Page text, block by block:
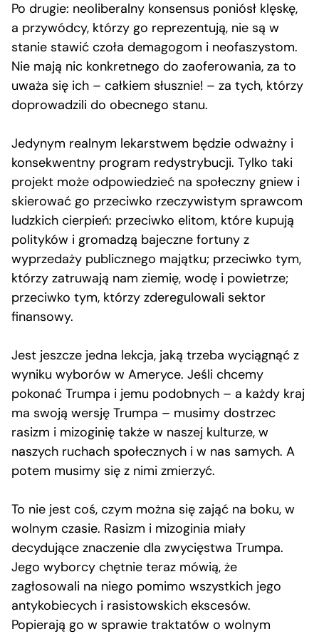
Po drugie: neoliberalny konsensus poniósł klęskę,
a przywódcy, którzy go reprezentują, nie są w
stanie stawić czoła demagogom i neofaszystom.
Nie mają nic konkretnego do zaoferowania, za to
uważa się ich – całkiem słusznie! – za tych, którzy
doprowadzili do obecnego stanu.
Jedynym realnym lekarstwem będzie odważny i
konsekwentny program redystrybucji. Tylko taki
projekt może odpowiedzieć na społeczny gniew i
skierować go przeciwko rzeczywistym sprawcom
ludzkich cierpień: przeciwko elitom, które kupują
polityków i gromadzą bajeczne fortuny z
wyprzedaży publicznego majątku; przeciwko tym,
którzy zatruwają nam ziemię, wodę i powietrze;
przeciwko tym, którzy zderegulowali sektor
finansowy.
Jest jeszcze jedna lekcja, jaką trzeba wyciągnąć z
wyniku wyborów w Ameryce. Jeśli chcemy
pokonać Trumpa i jemu podobnych – a każdy kraj
ma swoją wersję Trumpa – musimy dostrzec
rasizm i mizoginię także w naszej kulturze, w
naszych ruchach społecznych i w nas samych. A
potem musimy się z nimi zmierzyć.
To nie jest coś, czym można się zająć na boku, w
wolnym czasie. Rasizm i mizoginia miały
decydujące znaczenie dla zwycięstwa Trumpa.
Jego wyborcy chętnie teraz mówią, że
zagłosowali na niego pomimo wszystkich jego
antykobiecych i rasistowskich ekscesów.
Popierają go w sprawie traktatów o wolnym